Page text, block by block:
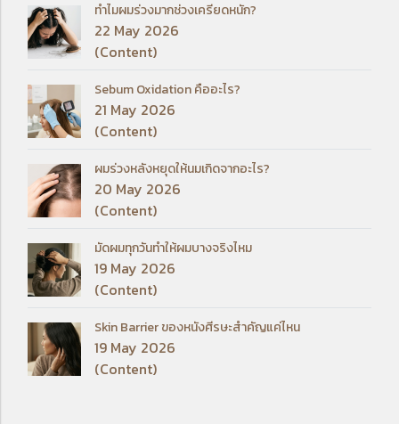
ทำไมผมร่วงมากช่วงเครียดหนัก?
22 May 2026
(Content)
Sebum Oxidation คืออะไร?
21 May 2026
(Content)
ผมร่วงหลังหยุดให้นมเกิดจากอะไร?
20 May 2026
(Content)
มัดผมทุกวันทำให้ผมบางจริงไหม
19 May 2026
(Content)
Skin Barrier ของหนังศีรษะสำคัญแค่ไหน
19 May 2026
(Content)